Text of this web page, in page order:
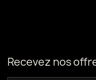
Recevez nos